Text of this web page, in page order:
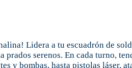
Lidera a tu escuadrón de
prados serenos. En cada turno,
y bombas, hasta pistolas láser,